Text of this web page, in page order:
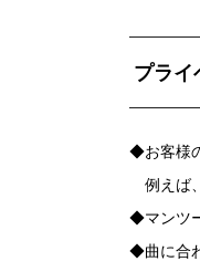
プライ
◆お客様
例えば
◆マンツ
◆曲に合